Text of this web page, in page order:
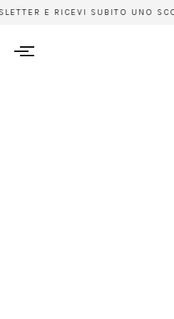
E RICEVI SUBITO UNO